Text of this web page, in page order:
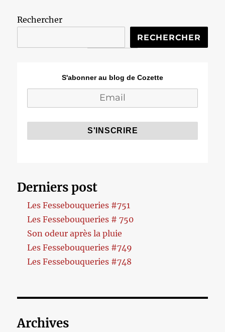
Rechercher
RECHERCHER
S'abonner au blog de Cozette
Derniers post
Les Fessebouqueries #751
Les Fessebouqueries # 750
Son odeur après la pluie
Les Fessebouqueries #749
Les Fessebouqueries #748
Archives